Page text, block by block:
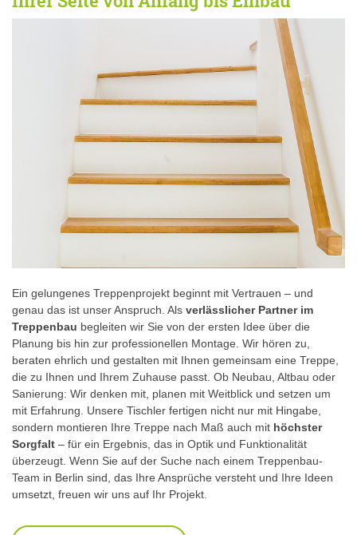
Ein gelungenes Treppenprojekt beginnt mit Vertrauen – und
genau das ist unser Anspruch. Als verlässlicher Partner im
Treppenbau begleiten wir Sie von der ersten Idee über die
Planung bis hin zur professionellen Montage. Wir hören zu,
beraten ehrlich und gestalten mit Ihnen gemeinsam eine Treppe,
die zu Ihnen und Ihrem Zuhause passt. Ob Neubau, Altbau oder
Sanierung: Wir denken mit, planen mit Weitblick und setzen um
mit Erfahrung. Unsere Tischler fertigen nicht nur mit Hingabe,
sondern montieren Ihre Treppe nach Maß auch mit höchster
Sorgfalt – für ein Ergebnis, das in Optik und Funktionalität
überzeugt. Wenn Sie auf der Suche nach einem Treppenbau-
Team in Berlin sind, das Ihre Ansprüche versteht und Ihre Ideen
umsetzt, freuen wir uns auf Ihr Projekt.